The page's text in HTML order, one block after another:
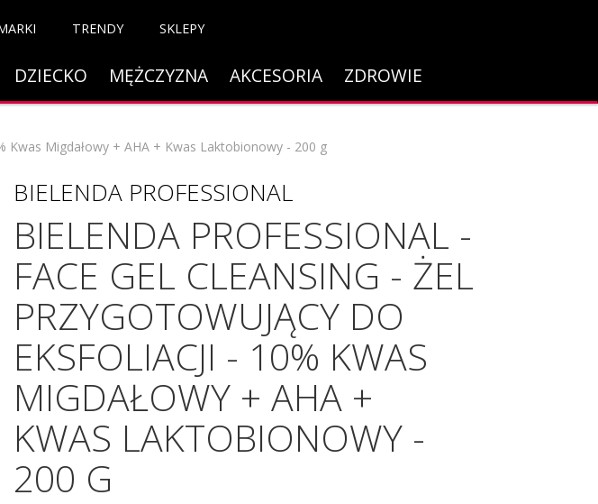
TRENDY SKLEPY
DZIECKO MĘŻCZYZNA AKCESORIA ZDROWIE
Kwas Migdałowy + AHA + Kwas Laktobionowy - 200 g
BIELENDA PROFESSIONAL
BIELENDA PROFESSIONAL -
FACE GEL CLEANSING - ŻEL
PRZYGOTOWUJĄCY DO
EKSFOLIACJI - 10% KWAS
MIGDAŁOWY + AHA +
KWAS LAKTOBIONOWY -
200 G